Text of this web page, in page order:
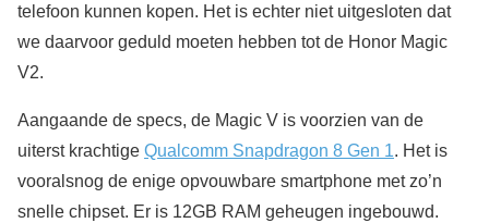
telefoon kunnen kopen. Het is echter niet uitgesloten dat
we daarvoor geduld moeten hebben tot de Honor Magic
V2.
Aangaande de specs, de Magic V is voorzien van de
uiterst krachtige Qualcomm Snapdragon 8 Gen 1. Het is
vooralsnog de enige opvouwbare smartphone met zo’n
snelle chipset. Er is 12GB RAM geheugen ingebouwd.